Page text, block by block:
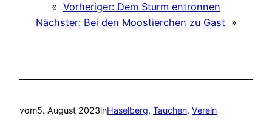
« Vorheriger: Dem Sturm entronnen
Nächster: Bei den Moostierchen zu Gast »
vom5. August 2023inHaselberg, Tauchen, Verein